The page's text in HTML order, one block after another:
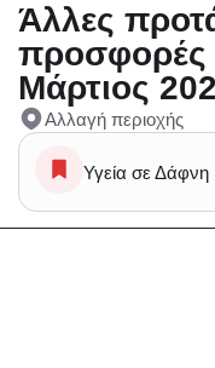
Άλλες
προσφορές
Μάρτιος
Αλλαγή περιοχής
Υγεία σε Δάφνη